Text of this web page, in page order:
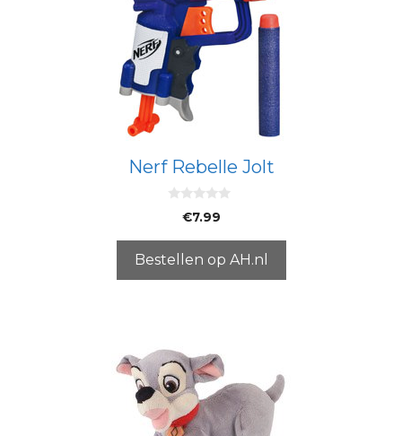
Nerf Rebelle Jolt
5
€7.99
Bestellen op AH.nl